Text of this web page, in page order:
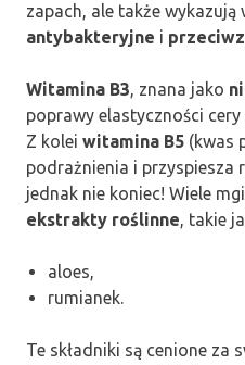
zapach, ale także wykazują
antybakteryjne i
Witamina B3, znana jako
poprawy elastyczności
Z kolei witamina B5 (kwas
podrażnienia i przyspiesza
jednak nie koniec! Wiele
ekstrakty roślinne, takie
aloes,
rumianek.
Te składniki są cenione za